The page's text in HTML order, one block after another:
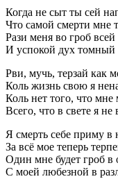
Когда не сыт ты сей
Что самой смерти мне
Рази меня во гроб всей
И успокой дух томный
Рви, мучь, терзай как
Коль жизнь свою я
Коль нет того, что мне
Всего, что в свете я не
Я смерть себе приму в
За всё мое теперь
Один мне будет гроб в
С моей любезной в